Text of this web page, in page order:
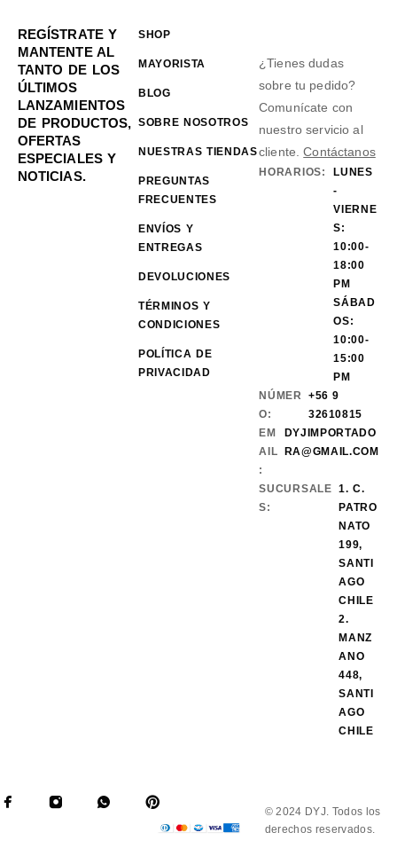
REGÍSTRATE Y
MANTENTE AL
TANTO DE LOS
ÚLTIMOS
LANZAMIENTOS
DE PRODUCTOS,
OFERTAS
ESPECIALES Y
NOTICIAS.
SHOP
MAYORISTA
BLOG
SOBRE NOSOTROS
NUESTRAS TIENDAS
PREGUNTAS
FRECUENTES
ENVÍOS Y
ENTREGAS
DEVOLUCIONES
TÉRMINOS Y
CONDICIONES
POLÍTICA DE
PRIVACIDAD
¿Tienes dudas
sobre tu pedido?
Comunícate con
nuestro servicio al
cliente.Contáctanos
HORARIOS:
LUNES
-
VIERNE
S:
10:00-
18:00
PM
SÁBAD
OS:
10:00-
15:00
PM
NÚMER
O:
+56 9
32610815
EM
AIL
:
DYJIMPORTADO
RA@GMAIL.COM
SUCURSALE
S:
1. C.
PATRO
NATO
199,
SANTI
AGO
CHILE
2.
MANZ
ANO
448,
SANTI
AGO
CHILE
© 2024 DYJ. Todos los
derechos reservados.